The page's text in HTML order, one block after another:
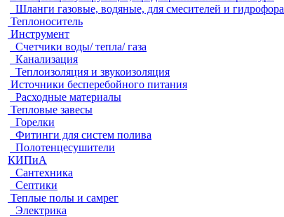
Шланги газовые, водяные, для смесителей и гидрофора
Теплоноситель
Инструмент
Счетчики воды/ тепла/ газа
Канализация
Теплоизоляция и звукоизоляция
Источники бесперебойного питания
Расходные материалы
Тепловые завесы
Горелки
Фитинги для систем полива
Полотенцесушители
КИПиА
Сантехника
Септики
Теплые полы и самрег
Электрика